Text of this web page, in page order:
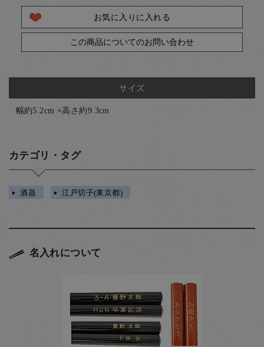
お気に入りに入れる
この商品についてのお問い合わせ
サイズ
幅約5.2cm ×高さ約9.3cm
カテゴリ・タグ
酒器 江戸切子(東京都)
名入れについて